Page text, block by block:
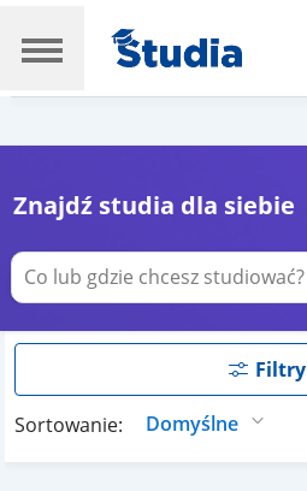
Znajdź studia dla siebie
Filtry
Sortowanie: